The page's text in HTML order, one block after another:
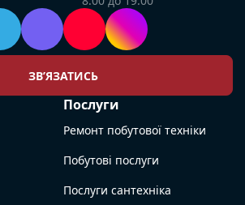
ЗВ’ЯЗАТИСЬ
Послуги
Ремонт побутової техніки
Побутові послуги
Послуги сантехніка